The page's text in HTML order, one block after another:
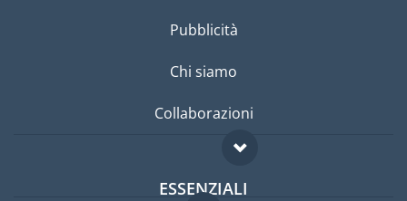
Pubblicità
Chi siamo
Collaborazioni
ESSENZIALI